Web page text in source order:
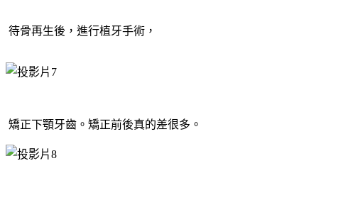
待骨再生後，進行植牙手術，
矯正下顎牙齒。矯正前後真的差很多。